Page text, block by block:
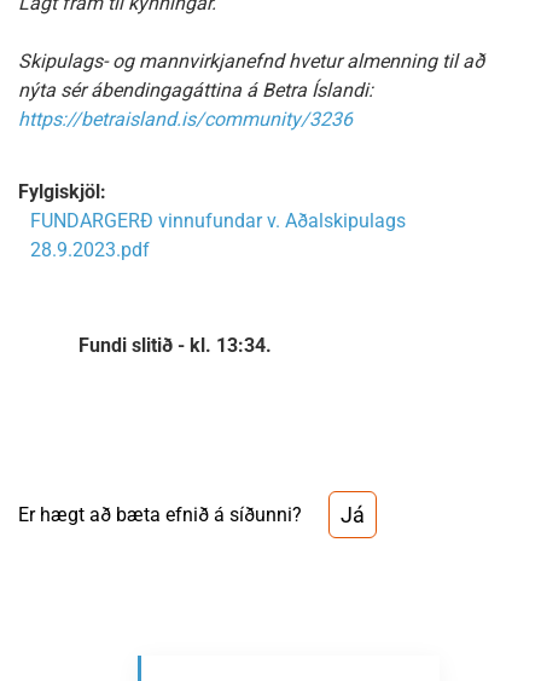
Skipulags- og mannvirkjanefnd hvetur almenning til að
nýta sér ábendingagáttina á Betra Íslandi:
https://betraisland.is/community/3236
Fylgiskjöl:
FUNDARGERÐ vinnufundar v. Aðalskipulags
28.9.2023.pdf
Fundi slitið - kl. 13:34.
Er hægt að bæta efnið á síðunni? Já